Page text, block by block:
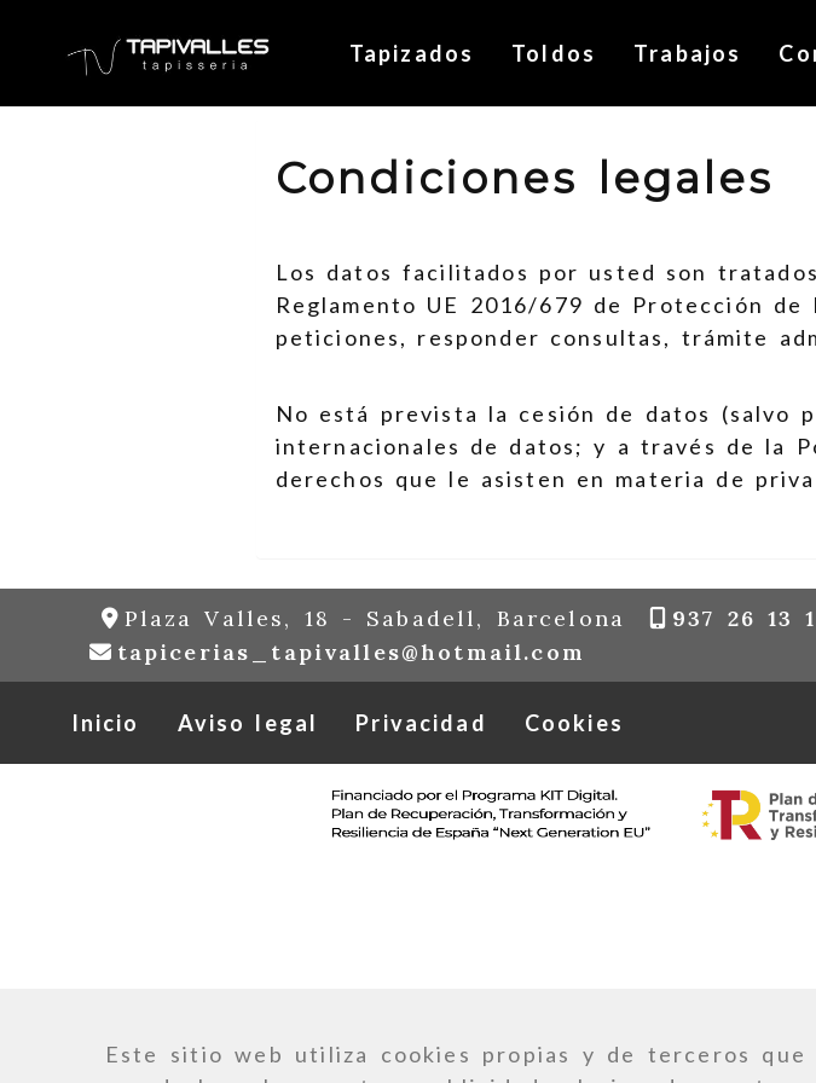
Este sitio web utiliza cookies propias y de terceros
Tapizados Toldos Trabajos
Condiciones legales
Los datos facilitados por usted son
Reglamento UE 2016/679 de Protección
peticiones, responder consultas, trámite
No está prevista la cesión de datos (salvo
internacionales de datos; y a través de la
derechos que le asisten en materia de
Plaza Valles, 18 - Sabadell, Barcelona 937 26 13
tapicerias_tapivalles
hotmail.com
Inicio Aviso legal Privacidad Cookies